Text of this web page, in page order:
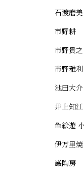
石渡磨美
市野耕
市野貴之
市野雅利
池田大介
井上知江
色絵遊
伊万里
巌陶房